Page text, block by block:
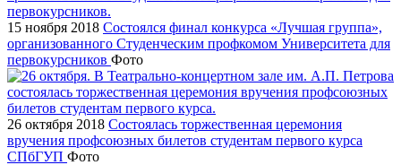
15 ноября 2018 Состоялся финал конкурса «Лучшая группа»,
организованного Студенческим профкомом Университета для
первокурсников Фото
26 октября 2018 Состоялась торжественная церемония
вручения профсоюзных билетов студентам первого курса
СПбГУП Фото